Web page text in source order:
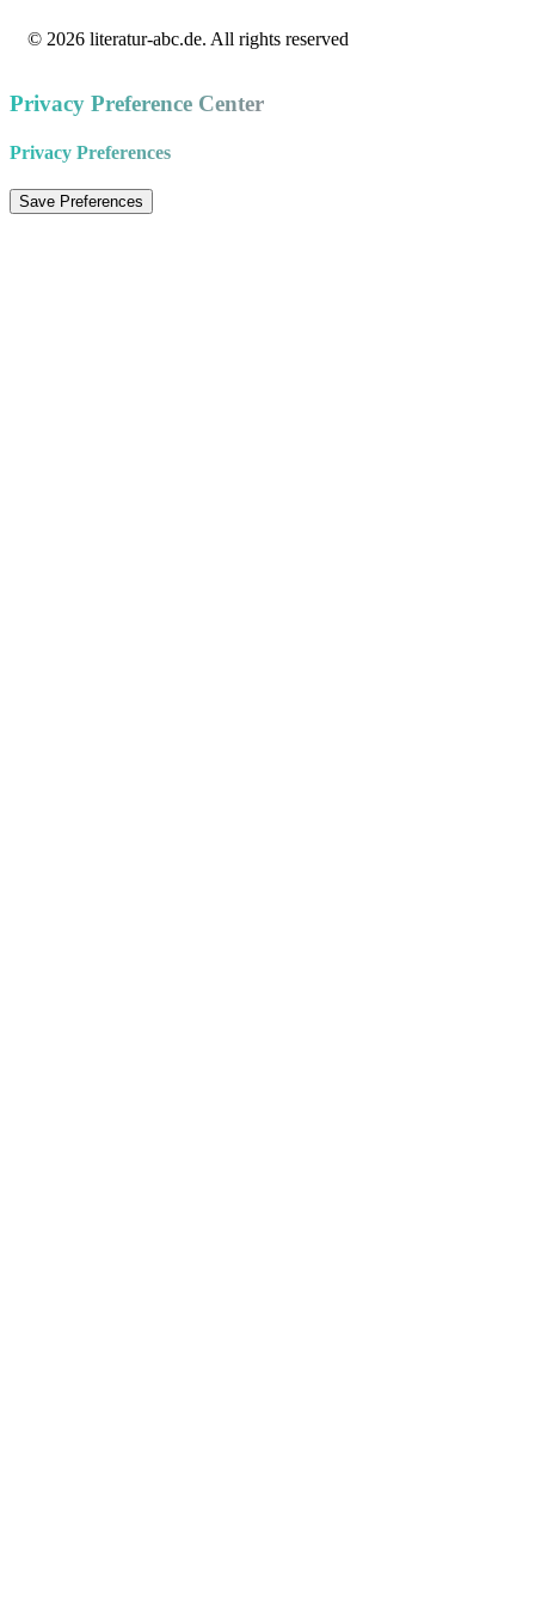
© 2026 literatur-abc.de. All rights reserved
Privacy Preference Center
Privacy Preferences